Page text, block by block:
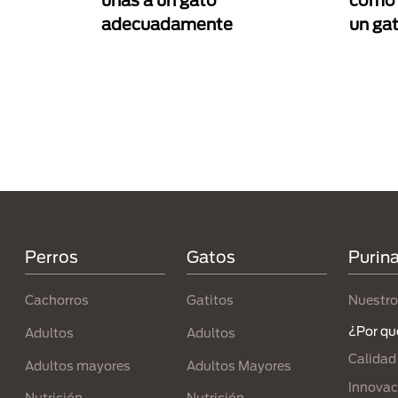
adecuadamente
un
Perros
Cachorros
Adultos
Adultos mayores
Gatos
Gatitos
Adultos
Adultos Mayores
¿Por
Calidad